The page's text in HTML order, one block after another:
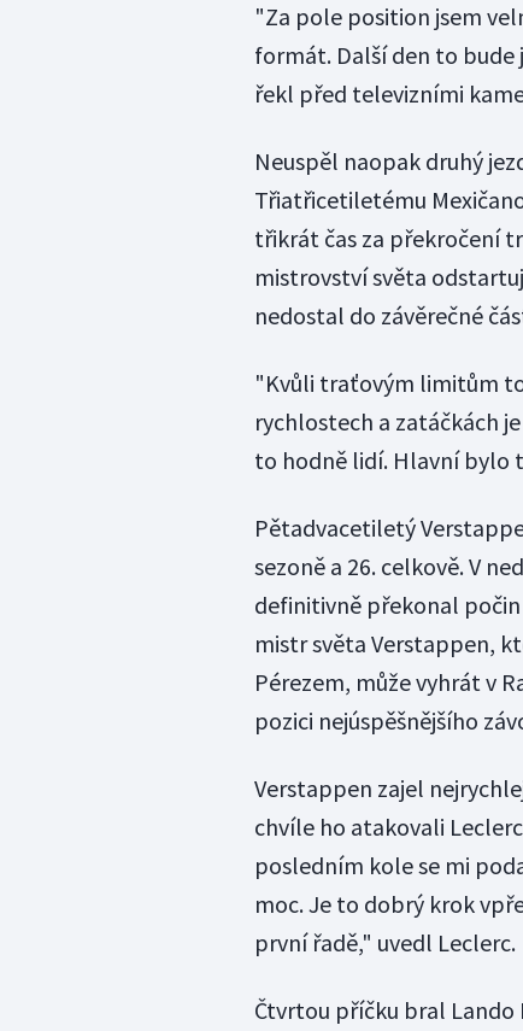
"Za pole position jsem
formát. Další den to bude
řekl před televizními
Neuspěl naopak druhý
Třiatřicetiletému
třikrát čas za překročení
mistrovství světa
nedostal do závěrečné
"Kvůli traťovým limitům
rychlostech a zatáčkách
to hodně lidí. Hlavní bylo
Pětadvacetiletý
sezoně a 26. celkově. V
definitivně překonal
mistr světa Verstappen,
Pérezem, může vyhrát v
pozici nejúspěšnějšího
Verstappen zajel
chvíle ho atakovali
posledním kole se mi
moc. Je to dobrý krok
první řadě," uvedl Leclerc.
Čtvrtou příčku bral Lando